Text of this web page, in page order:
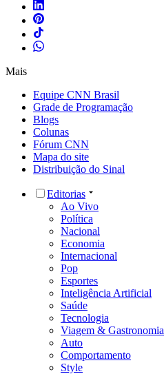
Mais
Equipe CNN Brasil
Grade de Programação
Blogs
Colunas
Fórum CNN
Mapa do site
Distribuição do Sinal
Editorias
Ao Vivo
Política
Nacional
Economia
Internacional
Pop
Esportes
Inteligência Artificial
Saúde
Tecnologia
Viagem & Gastronomia
Auto
Comportamento
Style